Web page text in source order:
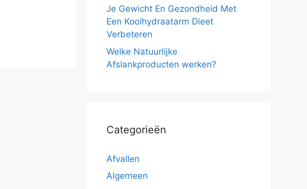
Je Gewicht En Gezondheid Met
Een Koolhydraatarm Dieet
Verbeteren
Welke Natuurlijke
Afslankproducten werken?
Categorieën
Afvallen
Algemeen